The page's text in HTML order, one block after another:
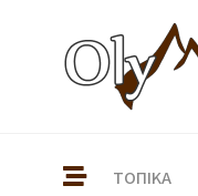
ΤΟΠΙΚΑ